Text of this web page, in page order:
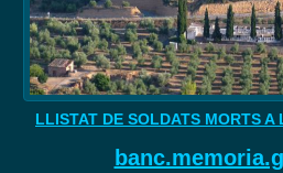
LLISTAT DE SOLDATS MORTS